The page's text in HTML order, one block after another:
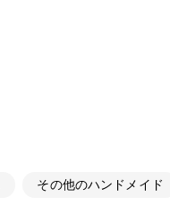
その他のハンドメイド